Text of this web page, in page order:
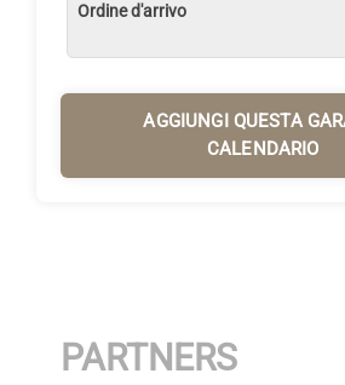
Ordine d'arrivo
AGGIUNGI QUESTA
CALENDARIO
PARTNERS